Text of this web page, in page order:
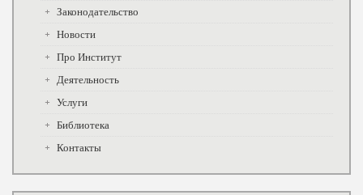
Законодательство
Новости
Про Институт
Деятельность
Услуги
Библиотека
Контакты